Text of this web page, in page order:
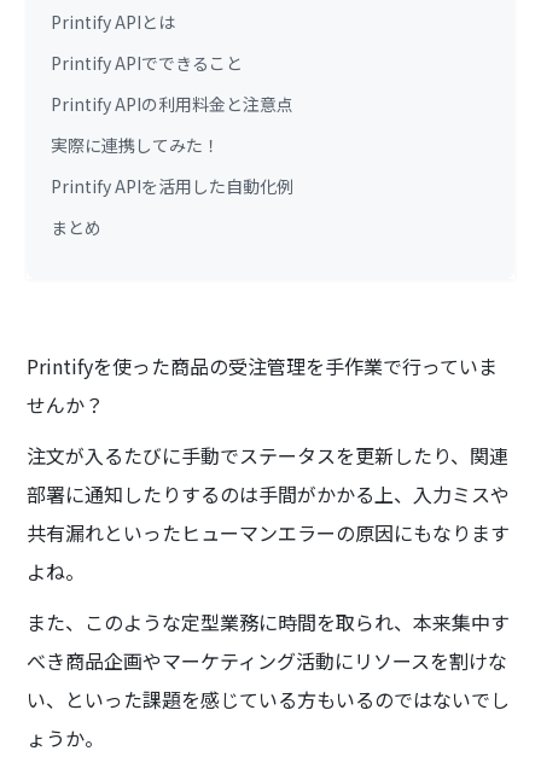
Printify APIとは
Printify APIでできること
Printify APIの利用料金と注意点
実際に連携してみた！
Printify APIを活用した自動化例
まとめ
Printifyを使った商品の受注管理を手作業で行っていま
せんか？
注文が入るたびに手動でステータスを更新したり、関連
部署に通知したりするのは手間がかかる上、入力ミスや
共有漏れといったヒューマンエラーの原因にもなります
よね。
また、このような定型業務に時間を取られ、本来集中す
べき商品企画やマーケティング活動にリソースを割けな
い、といった課題を感じている方もいるのではないでし
ょうか。